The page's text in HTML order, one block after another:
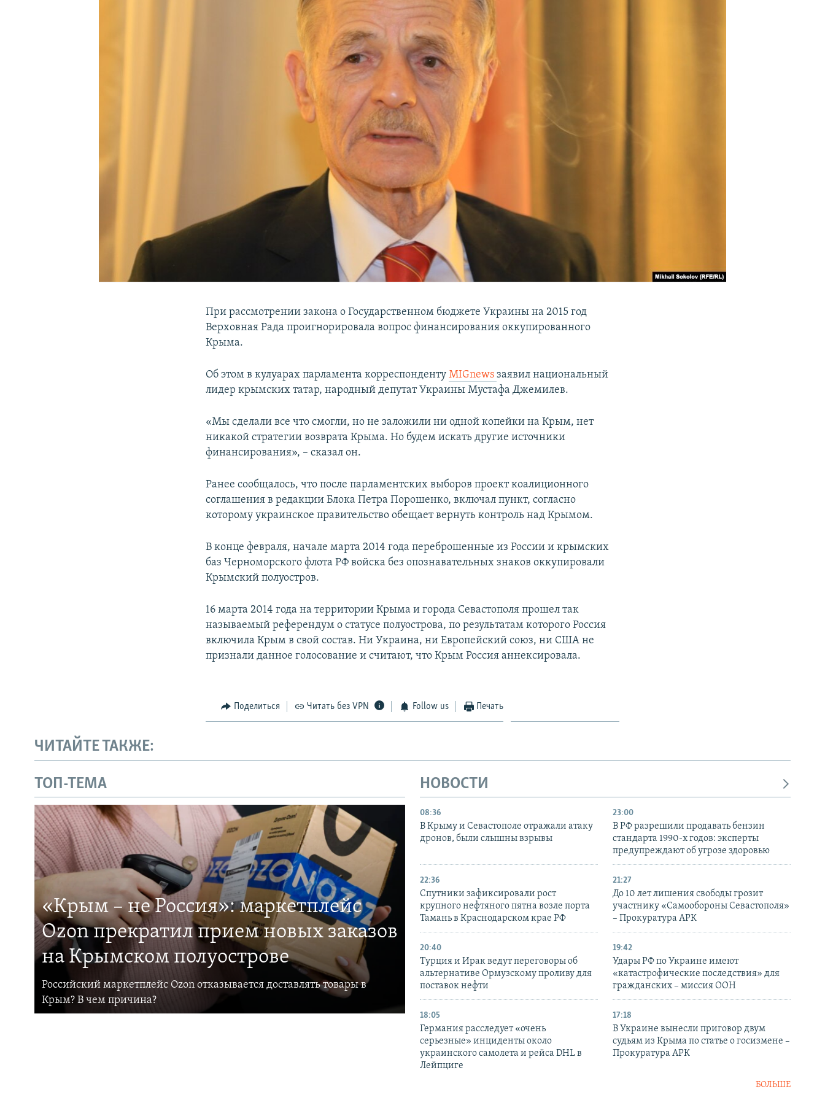
При рассмотрении закона о Государственном бюджете Украины на 2015 год
Верховная Рада проигнорировала вопрос финансирования оккупированного
Крыма.
Об этом в кулуарах парламента корреспондентуMIGnewsзаявил национальный
лидер крымских татар, народный депутат Украины Мустафа Джемилев.
«Мы сделали все что смогли, но не заложили ни одной копейки на Крым, нет
никакой стратегии возврата Крыма. Но будем искать другие источники
финансирования», – сказал он.
Ранее сообщалось, что после парламентских выборов проект коалиционного
соглашения в редакции Блока Петра Порошенко, включал пункт, согласно
которому украинское правительство обещает вернуть контроль над Крымом.
В конце февраля, начале марта 2014 года переброшенные из России и крымских
баз Черноморского флота РФ войска без опознавательных знаков оккупировали
Крымский полуостров.
16 марта 2014 года на территории Крыма и города Севастополя прошел так
называемый референдум о статусе полуострова, по результатам которого Россия
включила Крым в свой состав. Ни Украина, ни Европейский союз, ни США не
признали данное голосование и считают, что Крым Россия аннексировала.
Поделиться Читать без VPN Follow us Печать
ЧИТАЙТЕ ТАКЖЕ:
ТОП-ТЕМА
«Крым – не Россия»: маркетплейс
Ozon прекратил прием новых заказов
на Крымском полуострове
Российский маркетплейс Ozon отказывается доставлять товары в
Крым? В чем причина?
НОВОСТИ
08:36
В Крыму и Севастополе отражали атаку
дронов, были слышны взрывы
23:00
В РФ разрешили продавать бензин
стандарта 1990-х годов: эксперты
предупреждают об угрозе здоровью
22:36
Спутники зафиксировали рост
крупного нефтяного пятна возле порта
Тамань в Краснодарском крае РФ
21:27
До 10 лет лишения свободы грозит
участнику «Самообороны Севастополя»
– Прокуратура АРК
20:40
Турция и Ирак ведут переговоры об
альтернативе Ормузскому проливу для
поставок нефти
19:42
Удары РФ по Украине имеют
«катастрофические последствия» для
гражданских – миссия ООН
18:05
Германия расследует «очень
серьезные» инциденты около
украинского самолета и рейса DHL в
Лейпциге
17:18
В Украине вынесли приговор двум
судьям из Крыма по статье о госизмене –
Прокуратура АРК
БОЛЬШЕ